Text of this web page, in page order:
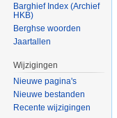
Barghief Index (Archief
HKB)
Berghse woorden
Jaartallen
Wijzigingen
Nieuwe pagina's
Nieuwe bestanden
Recente wijzigingen